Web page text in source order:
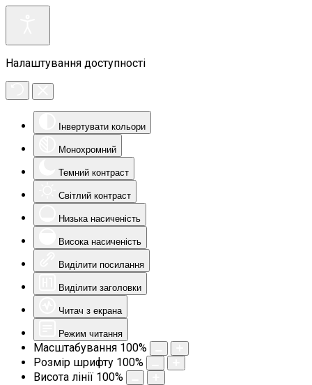
Налаштування доступності
Інвертувати кольори
Монохромний
Темний контраст
Світлий контраст
Низька насиченість
Висока насиченість
Виділити посилання
Виділити заголовки
Читач з екрана
Режим читання
Масштабування 100%
Розмір шрифту 100%
Висота лінії 100%